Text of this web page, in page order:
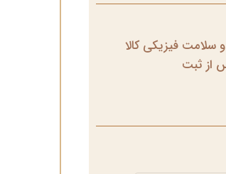
سلامت فیزیکی کالا
از ثبت